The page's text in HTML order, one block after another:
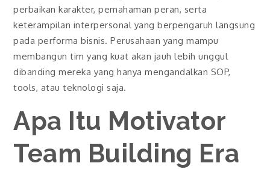
perbaikan karakter, pemahaman peran, serta
keterampilan interpersonal yang berpengaruh langsung
pada performa bisnis. Perusahaan yang mampu
membangun tim yang kuat akan jauh lebih unggul
dibanding mereka yang hanya mengandalkan SOP,
tools, atau teknologi saja.
Apa Itu Motivator
Team Building Era